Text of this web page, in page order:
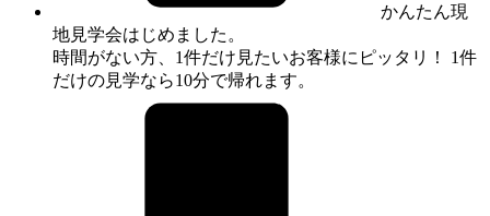
かんたん現
地見学会はじめました。
時間がない方、1件だけ見たいお客様にピッタリ！ 1件
だけの見学なら10分で帰れます。